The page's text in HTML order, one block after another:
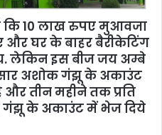
कि 10 लाख रुपए मुआवजा
और घर के बाहर बैरीकेटिंग
लेकिन इस बीज जय अम्बे
अशोक गंझू के अकाउंट
तीन महीने तक प्रति
गंझू के अकाउंट में भेज दिये